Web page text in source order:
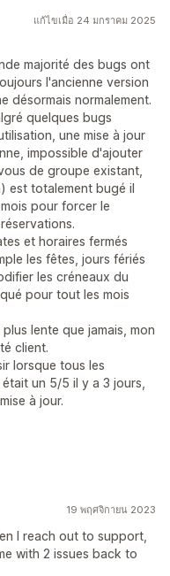
แก้ไขเมื่อ 24 มกราคม 2025
majorité des bugs ont
l'ancienne version
désormais normalement.
quelques bugs
une mise à jour
impossible d'ajouter
de groupe existant,
est totalement bugé il
pour forcer le
et horaires fermés
les fêtes, jours fériés
les créneaux du
pour tout les mois
lente que jamais, mon
client.
lorsque tous les
un 5/5 il y a 3 jours,
à jour.
19 พฤศจิกายน 2023
I reach out to support,
with 2 issues back to